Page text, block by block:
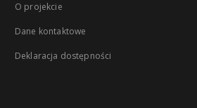
O projekcie
Dane kontaktowe
Deklaracja dostępności